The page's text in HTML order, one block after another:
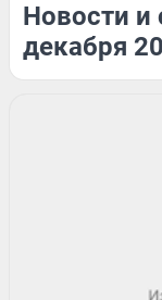
Новости и
декабря